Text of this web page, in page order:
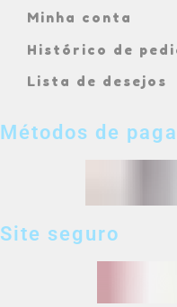
Minha conta
Histórico de
Lista de desejos
Métodos de
Site seguro